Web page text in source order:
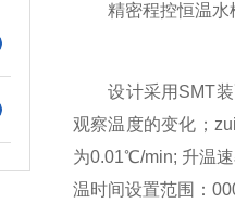
精密程控恒温水槽
设计采用SMT装
观察温度的变化；
为0.01℃/min; 升温
温时间设置范围：